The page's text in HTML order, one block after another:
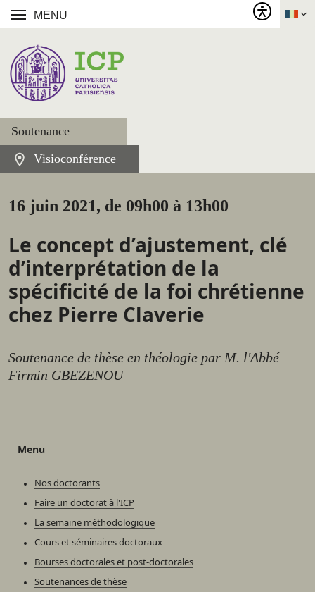
MENU
Soutenance
Visioconférence
16 juin 2021, de 09h00 à 13h00
Le concept d’ajustement, clé
d’interprétation de la
spécificité de la foi chrétienne
chez Pierre Claverie
Soutenance de thèse en théologie par M. l'Abbé
Firmin GBEZENOU
Menu
Nos doctorants
Faire un doctorat à l'ICP
La semaine méthodologique
Cours et séminaires doctoraux
Bourses doctorales et post-doctorales
Soutenances de thèse